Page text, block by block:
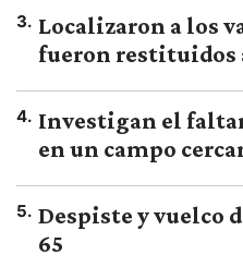
3. Localizaron a los
fueron restituidos
4. Investigan el
en un campo
5. Despiste y vuelco
65